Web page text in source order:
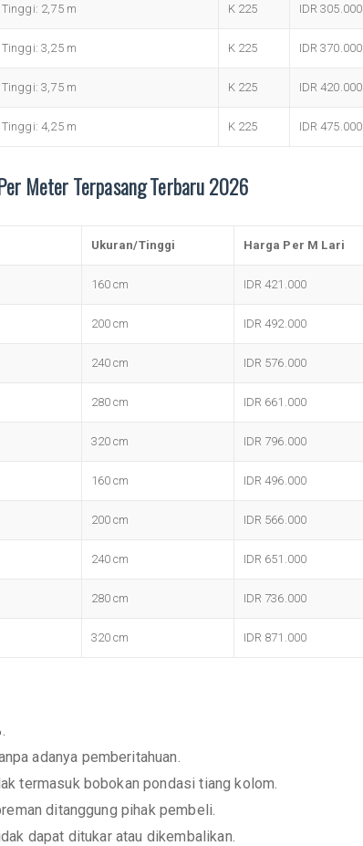
2,75 m K 225 IDR 305.000
3,25 m K 225 IDR 370.000
3,75 m K 225 IDR 420.000
4,25 m K 225 IDR 475.000
Meter Terpasang Terbaru 2026
Ukuran/Tinggi Harga Per M Lari
160 cm IDR 421.000
200 cm IDR 492.000
240 cm IDR 576.000
280 cm IDR 661.000
320 cm IDR 796.000
160 cm IDR 496.000
200 cm IDR 566.000
240 cm IDR 651.000
280 cm IDR 736.000
320 cm IDR 871.000
adanya pemberitahuan.
termasuk bobokan pondasi tiang kolom.
ditanggung pihak pembeli.
dapat ditukar atau dikembalikan.